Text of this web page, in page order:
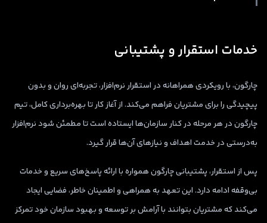
خدمات استقرار و پشتیبانی
چارگون، با رویکردی همراهانه در استقرار نرم‌افزار، تجربه‌ای روان و بدون
پیچیدگی را برای مشتریان فراهم می‌کند. از آغاز کار تا بهره‌برداری کامل، تیم
چارگون در هر مرحله در کنار سازمان‌ها ایستاده است تا مطمئن شود نرم‌افزار
به‌درستی در خدمت اهداف و نیازهای آن‌ها قرار گیرد.
پس از استقرار، پشتیبانی چارگون همواره با ارائه پاسخ‌های سریع و خدمات
بی‌وقفه ادامه دارد. این تعهد به همراهی و اطمینان خاطر، فضایی ایجاد
می‌کند که مشتریان بتوانند با آرامش بر توسعه و بهبود سازمان خود تمرکز